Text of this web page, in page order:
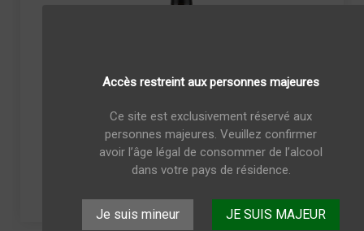
Accès restreint aux personnes majeures
Ce site est exclusivement réservé aux
personnes majeures. Veuillez confirmer
avoir l’âge légal de consommer de l’alcool
dans votre pays de résidence.
Je suis mineur JE SUIS MAJEUR